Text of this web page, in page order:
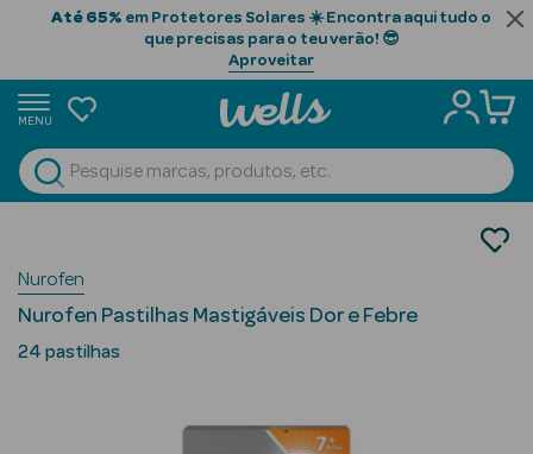
Até 65% em Protetores Solares ☀️ Encontra aqui tudo o
que precisas para o teu verão! 😎
Aproveitar
MENU
Ver Tudo
Beauty Season
Cabelo
Anti-inflamatórios
Nurofen
Nurofen Pastilhas Mastigáveis Dor e Febre
24 pastilhas